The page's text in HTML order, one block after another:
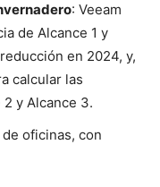
: Veeam
de Alcance 1 y
en 2024, y,
calcular las
y Alcance 3.
oficinas, con